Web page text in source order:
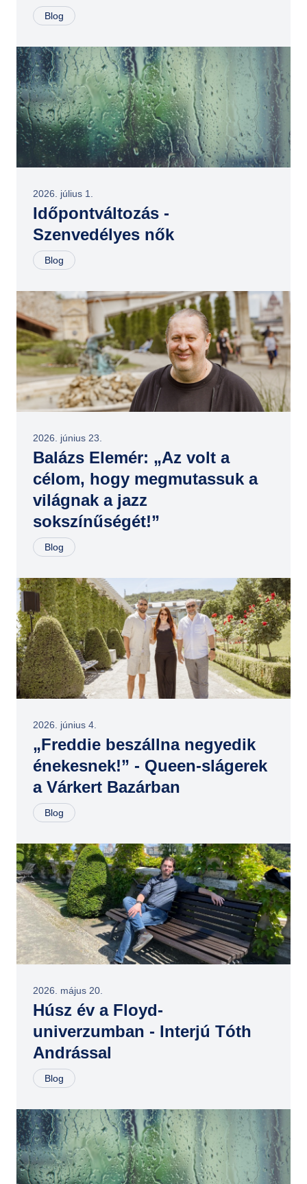
Blog
2026. július 1.
Időpontváltozás -
Szenvedélyes nők
Blog
2026. június 23.
Balázs Elemér: „Az volt a
célom, hogy megmutassuk a
világnak a jazz
sokszínűségét!”
Blog
2026. június 4.
„Freddie beszállna negyedik
énekesnek!” - Queen-slágerek
a Várkert Bazárban
Blog
2026. május 20.
Húsz év a Floyd-
univerzumban - Interjú Tóth
Andrással
Blog